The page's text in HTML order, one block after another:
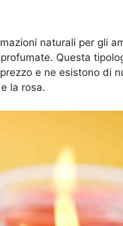
naturali per gli
Questa
e ne esistono di
la rosa.